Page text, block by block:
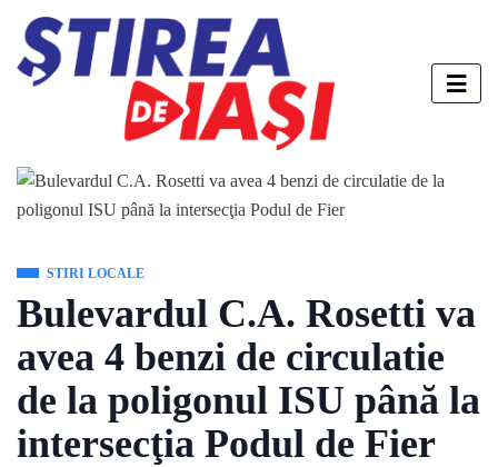
STIRI LOCALE
Bulevardul C.A. Rosetti va
avea 4 benzi de circulatie
de la poligonul ISU până la
intersecţia Podul de Fier